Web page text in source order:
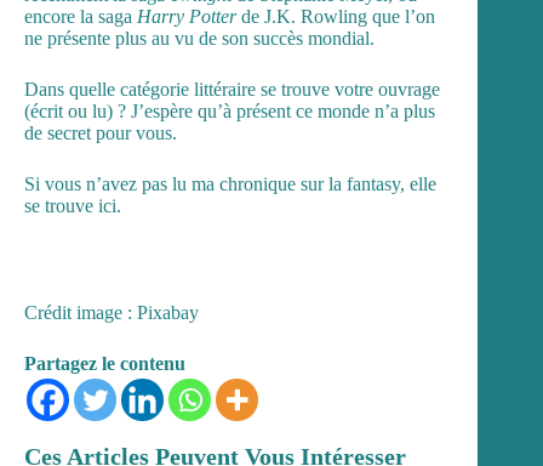
encore la saga Harry Potter de J.K. Rowling que l’on
ne présente plus au vu de son succès mondial.
Dans quelle catégorie littéraire se trouve votre ouvrage
(écrit ou lu) ? J’espère qu’à présent ce monde n’a plus
de secret pour vous.
Si vous n’avez pas lu ma chronique sur la fantasy, elle
se trouve ici.
Crédit image : Pixabay
Partagez le contenu
Ces Articles Peuvent Vous Intéresser